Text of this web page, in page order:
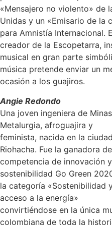
«Mensajero no violento» de
Unidas y un «Emisario de la
para Amnistía Internacional.
creador de la Escopetarra,
musical en gran parte
música pretende enviar un
ocasión a los guajiros.
Angie Redondo
Una joven ingeniera de
Metalurgia, afroguajira y
feminista, nacida en la
Riohacha. Fue la ganadora
competencia de innovación y
sostenibilidad Go Green
la categoría «Sostenibilidad
acceso a la energía»
convirtiéndose en la única
colombiana de toda la